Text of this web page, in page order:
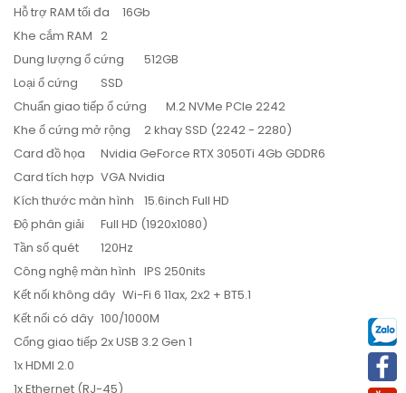
Hỗ trợ RAM tối đa
16Gb
Khe cắm RAM 2
Dung lượng ổ cứng
512GB
Loại ổ cứng
SSD
Chuẩn giao tiếp ổ cứng
M.2 NVMe PCIe 2242
Khe ổ cứng mở rộng
2 khay SSD (2242 - 2280)
Card đồ họa
Nvidia GeForce RTX 3050Ti 4Gb GDDR6
Card tích hợp VGA Nvidia
Kích thước màn hình
15.6inch Full HD
Độ phân giải
Full HD (1920x1080)
Tần số quét
120Hz
Công nghệ màn hình IPS 250nits
Kết nối không dây Wi-Fi 6 11ax, 2x2 + BT5.1
Kết nối có dây 100/1000M
Cổng giao tiếp 2x USB 3.2 Gen 1
1x HDMI 2.0
1x Ethernet (RJ-45)